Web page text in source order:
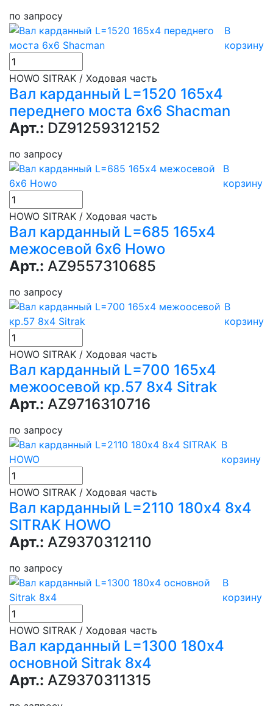
по запросу
В
корзину
HOWO SITRAK / Ходовая часть
Вал карданный L=1520 165х4
переднего моста 6х6 Shacman
Арт.: DZ91259312152
по запросу
В
корзину
HOWO SITRAK / Ходовая часть
Вал карданный L=685 165х4
межосевой 6х6 Howo
Арт.: AZ9557310685
по запросу
В
корзину
HOWO SITRAK / Ходовая часть
Вал карданный L=700 165х4
межоосевой кр.57 8х4 Sitrak
Арт.: AZ9716310716
по запросу
В
корзину
HOWO SITRAK / Ходовая часть
Вал карданный L=2110 180х4 8х4
SITRAK HOWO
Арт.: AZ9370312110
по запросу
В
корзину
HOWO SITRAK / Ходовая часть
Вал карданный L=1300 180х4
основной Sitrak 8х4
Арт.: AZ9370311315